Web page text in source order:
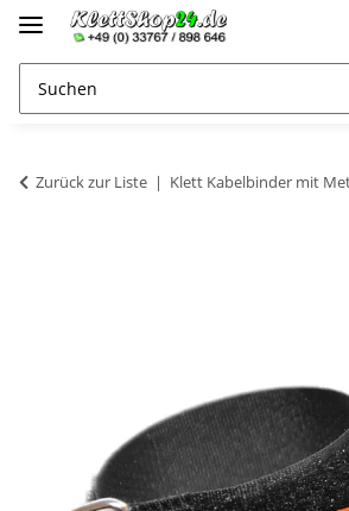
Zurück zur Liste Klett Kabelbinder mit